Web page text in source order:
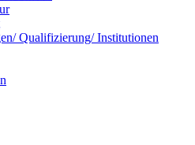
Qualifizierung/ Institutionen